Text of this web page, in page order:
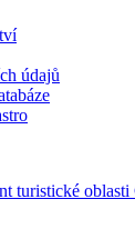
údajů
turistické